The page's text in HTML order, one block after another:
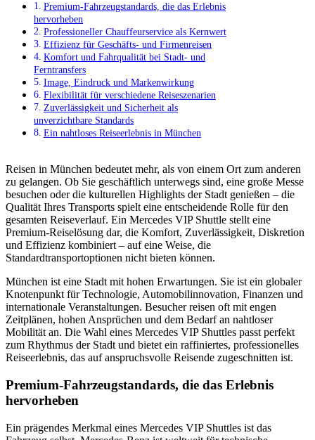
Premium-Fahrzeugstandards, die das Erlebnis
hervorheben
Professioneller Chauffeurservice als Kernwert
Effizienz für Geschäfts- und Firmenreisen
Komfort und Fahrqualität bei Stadt- und
Ferntransfers
Image, Eindruck und Markenwirkung
Flexibilität für verschiedene Reiseszenarien
Zuverlässigkeit und Sicherheit als
unverzichtbare Standards
Ein nahtloses Reiseerlebnis in München
Reisen in München bedeutet mehr, als von einem Ort zum anderen
zu gelangen. Ob Sie geschäftlich unterwegs sind, eine große Messe
besuchen oder die kulturellen Highlights der Stadt genießen – die
Qualität Ihres Transports spielt eine entscheidende Rolle für den
gesamten Reiseverlauf. Ein Mercedes VIP Shuttle stellt eine
Premium-Reiselösung dar, die Komfort, Zuverlässigkeit, Diskretion
und Effizienz kombiniert – auf eine Weise, die
Standardtransportoptionen nicht bieten können.
München ist eine Stadt mit hohen Erwartungen. Sie ist ein globaler
Knotenpunkt für Technologie, Automobilinnovation, Finanzen und
internationale Veranstaltungen. Besucher reisen oft mit engen
Zeitplänen, hohen Ansprüchen und dem Bedarf an nahtloser
Mobilität an. Die Wahl eines Mercedes VIP Shuttles passt perfekt
zum Rhythmus der Stadt und bietet ein raffiniertes, professionelles
Reiseerlebnis, das auf anspruchsvolle Reisende zugeschnitten ist.
Premium-Fahrzeugstandards, die das Erlebnis
hervorheben
Ein prägendes Merkmal eines Mercedes VIP Shuttles ist das